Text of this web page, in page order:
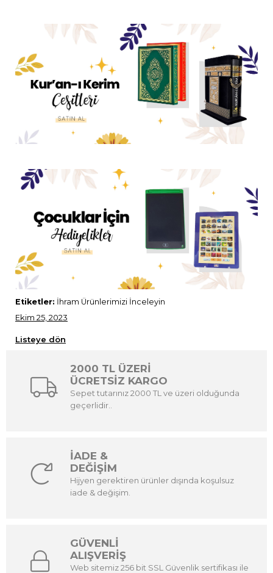
Etiketler: İhram Ürünlerimizi İnceleyin
Ekim 25, 2023
Listeye dön
2000 TL ÜZERİ
ÜCRETSİZ KARGO
Sepet tutarınız 2000 TL ve üzeri olduğunda
geçerlidir..
İADE &
DEĞİŞİM
Hijyen gerektiren ürünler dışında koşulsuz
iade & değişim.
GÜVENLİ
ALIŞVERİŞ
Web sitemiz 256 bit SSL Güvenlik sertifikası ile